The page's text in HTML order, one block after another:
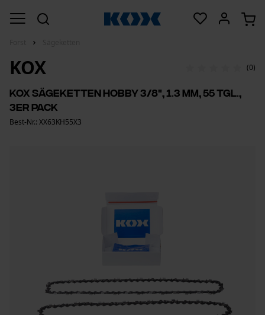
KOX (0)
KOX Sägeketten Hobby 3/8", 1.3 mm, 55 Tgl.,
3er Pack
Best-Nr.: XX63KH55X3